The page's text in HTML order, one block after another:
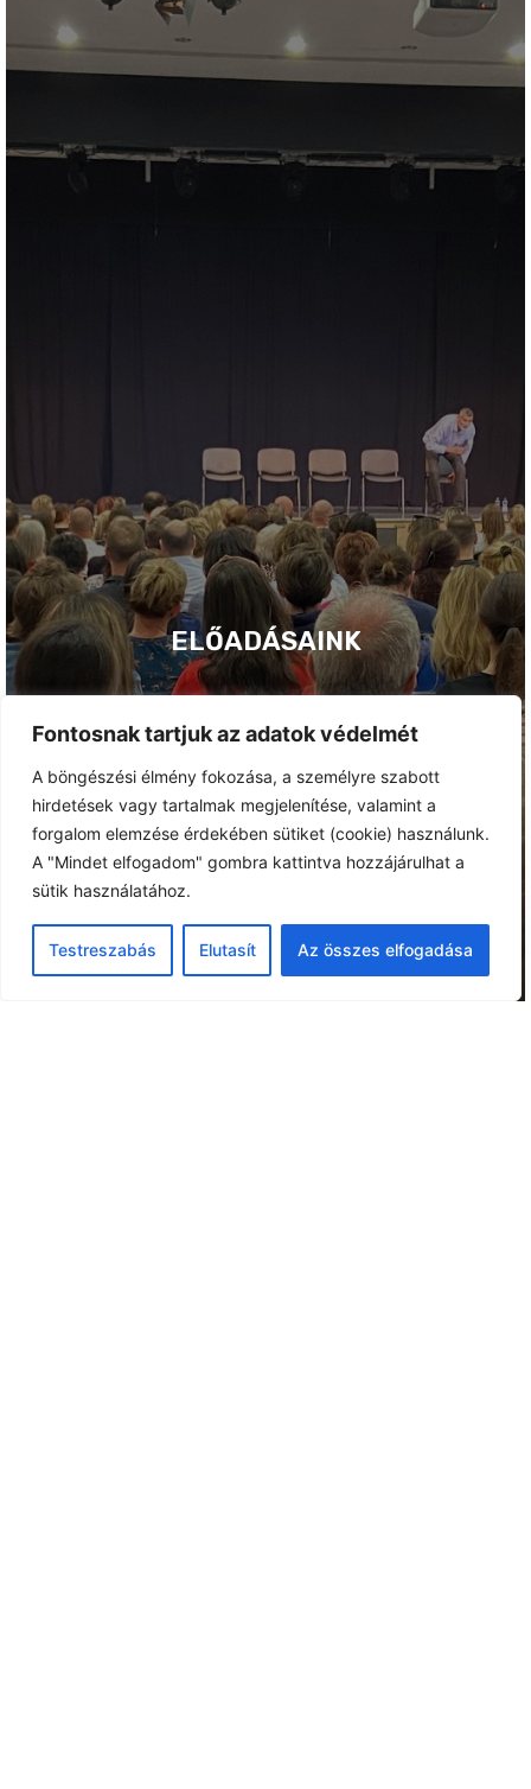
Fontosnak tartjuk az adatok védelmét
A böngészési élmény fokozása, a személyre szabott
hirdetések vagy tartalmak megjelenítése, valamint a
forgalom elemzése érdekében sütiket (cookie) használunk.
A "Mindet elfogadom" gombra kattintva hozzájárulhat a
sütik használatához.
Testreszabás Elutasít Az összes elfogadása
ELŐADÁSAINK